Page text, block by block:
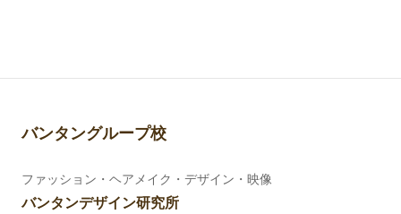
バンタングループ校
ファッション・ヘアメイク・デザイン・映像
バンタンデザイン研究所